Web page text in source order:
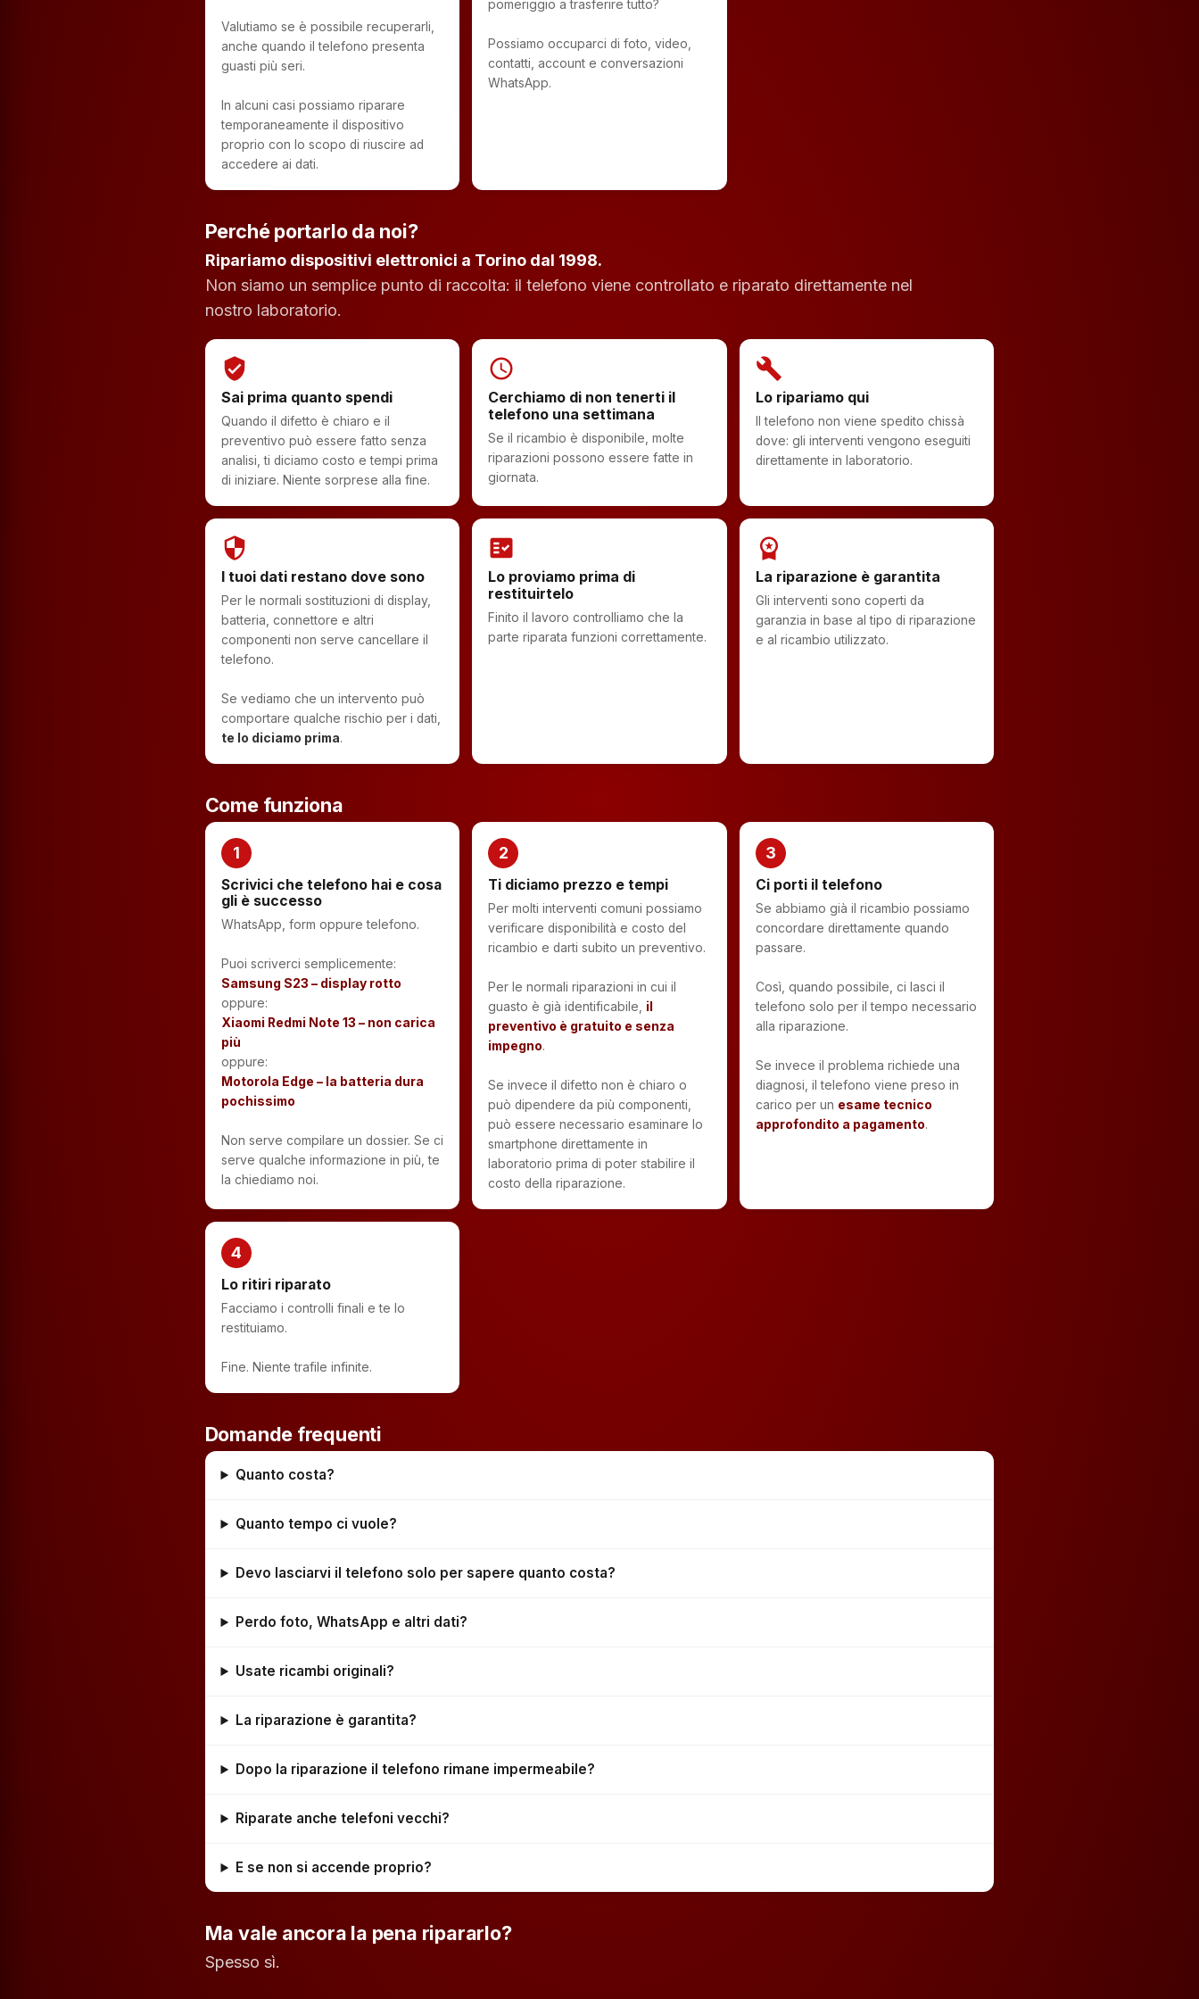
Valutiamo se è possibile recuperarli,
anche quando il telefono presenta
guasti più seri.
In alcuni casi possiamo riparare
temporaneamente il dispositivo
proprio con lo scopo di riuscire ad
accedere ai dati.
pomeriggio a trasferire tutto?
Possiamo occuparci di foto, video,
contatti, account e conversazioni
WhatsApp.
Perché portarlo da noi?
Ripariamo dispositivi elettronici a Torino dal 1998.
Non siamo un semplice punto di raccolta: il telefono viene controllato e riparato direttamente nel
nostro laboratorio.
verified_user
Sai prima quanto spendi
Quando il difetto è chiaro e il
preventivo può essere fatto senza
analisi, ti diciamo costo e tempi prima
di iniziare. Niente sorprese alla fine.
schedule
Cerchiamo di non tenerti il
telefono una settimana
Se il ricambio è disponibile, molte
riparazioni possono essere fatte in
giornata.
build
Lo ripariamo qui
Il telefono non viene spedito chissà
dove: gli interventi vengono eseguiti
direttamente in laboratorio.
security
I tuoi dati restano dove sono
Per le normali sostituzioni di display,
batteria, connettore e altri
componenti non serve cancellare il
telefono.
Se vediamo che un intervento può
comportare qualche rischio per i dati,
te lo diciamo prima.
fact_check
Lo proviamo prima di
restituirtelo
Finito il lavoro controlliamo che la
parte riparata funzioni correttamente.
workspace_premium
La riparazione è garantita
Gli interventi sono coperti da
garanzia in base al tipo di riparazione
e al ricambio utilizzato.
Come funziona
1
Scrivici che telefono hai e cosa
gli è successo
WhatsApp, form oppure telefono.
Puoi scriverci semplicemente:
Samsung S23 – display rotto
oppure:
Xiaomi Redmi Note 13 – non carica
più
oppure:
Motorola Edge – la batteria dura
pochissimo
Non serve compilare un dossier. Se ci
serve qualche informazione in più, te
la chiediamo noi.
2
Ti diciamo prezzo e tempi
Per molti interventi comuni possiamo
verificare disponibilità e costo del
ricambio e darti subito un preventivo.
Per le normali riparazioni in cui il
guasto è già identificabile, il
preventivo è gratuito e senza
impegno.
Se invece il difetto non è chiaro o
può dipendere da più componenti,
può essere necessario esaminare lo
smartphone direttamente in
laboratorio prima di poter stabilire il
costo della riparazione.
3
Ci porti il telefono
Se abbiamo già il ricambio possiamo
concordare direttamente quando
passare.
Così, quando possibile, ci lasci il
telefono solo per il tempo necessario
alla riparazione.
Se invece il problema richiede una
diagnosi, il telefono viene preso in
carico per un esame tecnico
approfondito a pagamento.
4
Lo ritiri riparato
Facciamo i controlli finali e te lo
restituiamo.
Fine. Niente trafile infinite.
Domande frequenti
Quanto costa?
Quanto tempo ci vuole?
Devo lasciarvi il telefono solo per sapere quanto costa?
Perdo foto, WhatsApp e altri dati?
Usate ricambi originali?
La riparazione è garantita?
Dopo la riparazione il telefono rimane impermeabile?
Riparate anche telefoni vecchi?
E se non si accende proprio?
Ma vale ancora la pena ripararlo?
Spesso sì.